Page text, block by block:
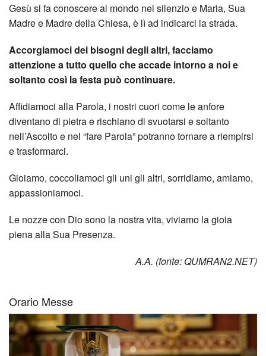
Gesù si fa conoscere al mondo nel silenzio e Maria, Sua
Madre e Madre della Chiesa, è lì ad indicarci la strada.
Accorgiamoci dei bisogni degli altri, facciamo
attenzione a tutto quello che accade intorno a noi e
soltanto così la festa può continuare.
Affidiamoci alla Parola, i nostri cuori come le anfore
diventano di pietra e rischiano di svuotarsi e soltanto
nell’Ascolto e nel “fare Parola” potranno tornare a riempirsi
e trasformarci.
Gioiamo, coccoliamoci gli uni gli altri, sorridiamo, amiamo,
appassioniamoci.
Le nozze con Dio sono la nostra vita, viviamo la gioia
piena alla Sua Presenza.
A.A. (fonte: QUMRAN2.NET)
Orario Messe